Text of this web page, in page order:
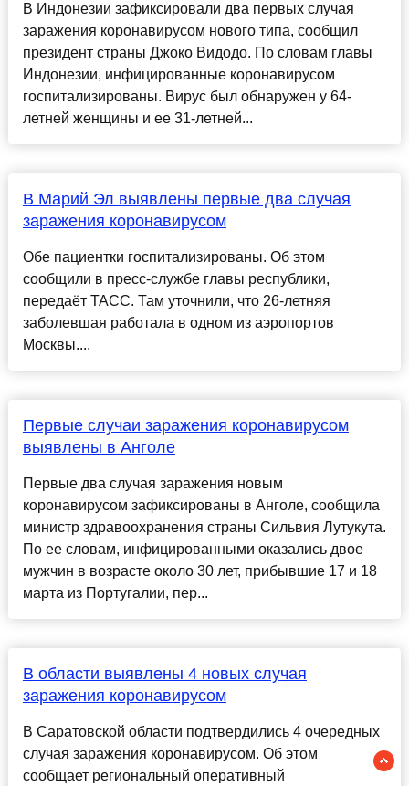
В Индонезии зафиксировали два первых случая
заражения коронавирусом нового типа, сообщил
президент страны Джоко Видодо. По словам главы
Индонезии, инфицированные коронавирусом
госпитализированы. Вирус был обнаружен у 64-
летней женщины и ее 31-летней...
В Марий Эл выявлены первые два случая
заражения коронавирусом
Обе пациентки госпитализированы. Об этом
сообщили в пресс-службе главы республики,
передаёт ТАСС. Там уточнили, что 26-летняя
заболевшая работала в одном из аэропортов
Москвы....
Первые случаи заражения коронавирусом
выявлены в Анголе
Первые два случая заражения новым
коронавирусом зафиксированы в Анголе, сообщила
министр здравоохранения страны Сильвия Лутукута.
По ее словам, инфицированными оказались двое
мужчин в возрасте около 30 лет, прибывшие 17 и 18
марта из Португалии, пер...
В области выявлены 4 новых случая
заражения коронавирусом
В Саратовской области подтвердились 4 очередных
случая заражения коронавирусом. Об этом
сообщает региональный оперативный